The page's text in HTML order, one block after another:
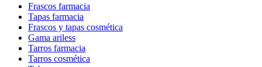
Frascos farmacia
Tapas farmacia
Frascos y tapas cosmética
Gama ariless
Tarros farmacia
Tarros cosmética